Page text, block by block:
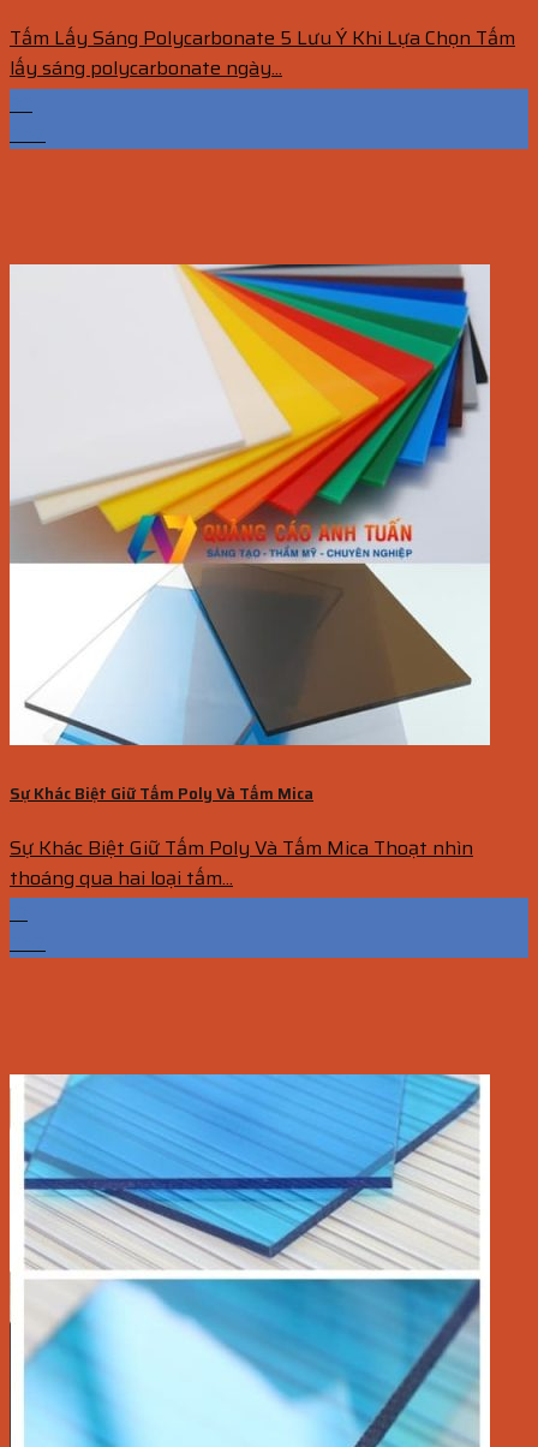
Tấm Lấy Sáng Polycarbonate 5 Lưu Ý Khi Lựa Chọn Tấm
lấy sáng polycarbonate ngày...
Sự Khác Biệt Giữ Tấm Poly Và Tấm Mica
Sự Khác Biệt Giữ Tấm Poly Và Tấm Mica Thoạt nhìn
thoáng qua hai loại tấm...
13
Th7